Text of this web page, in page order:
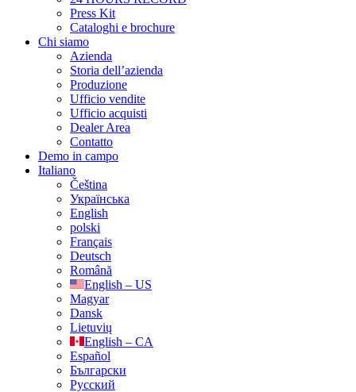
Press Kit
Cataloghi e brochure
Chi siamo
Azienda
Storia dell’azienda
Produzione
Ufficio vendite
Ufficio acquisti
Dealer Area
Contatto
Demo in campo
Italiano
Čeština
Українська
English
polski
Français
Deutsch
Română
English – US
Magyar
Dansk
Lietuvių
English – CA
Español
Български
Русский